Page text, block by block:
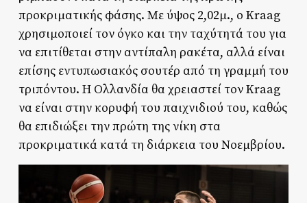
προκριματικής φάσης. Με ύψος 2,02μ., ο Kraag
χρησιμοποιεί τον όγκο και την ταχύτητά του για
να επιτίθεται στην αντίπαλη ρακέτα, αλλά είναι
επίσης εντυπωσιακός σουτέρ από τη γραμμή του
τριπόντου. Η Ολλανδία θα χρειαστεί τον Kraag
να είναι στην κορυφή του παιχνιδιού του, καθώς
θα επιδιώξει την πρώτη της νίκη στα
προκριματικά κατά τη διάρκεια του Νοεμβρίου.